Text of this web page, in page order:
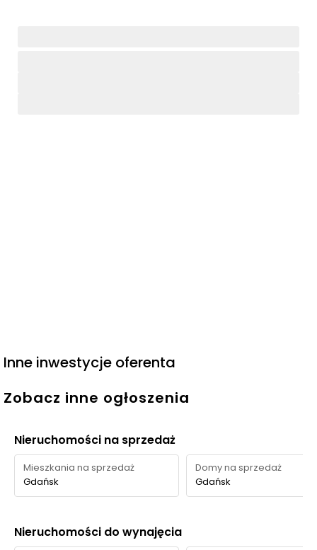
Inne inwestycje oferenta
Zobacz inne ogłoszenia
Nieruchomości na sprzedaż
Mieszkania na sprzedaż
Gdańsk
Domy na sprzedaż
Gdańsk
Nieruchomości do wynajęcia